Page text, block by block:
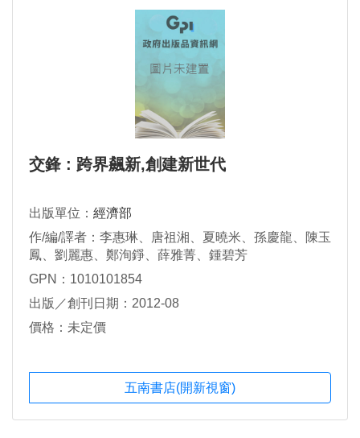
交鋒 : 跨界飆新,創建新世代
出版單位： 經濟部
作/編/譯者：李惠琳、唐祖湘、夏曉米、孫慶龍、陳玉
鳳、劉麗惠、鄭洵錚、薛雅菁、鍾碧芳
GPN：1010101854
出版／創刊日期：2012-08
價格：未定價
五南書店(開新視窗)